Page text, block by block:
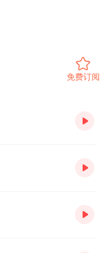
免费订阅